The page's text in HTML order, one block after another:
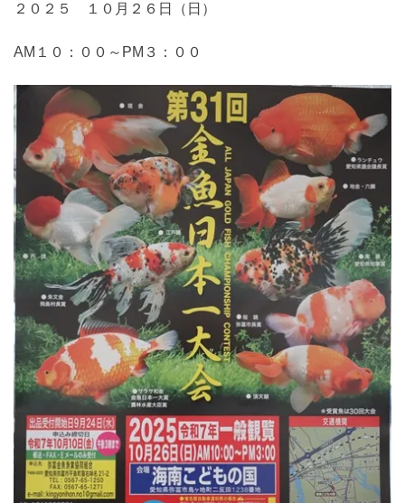
２０２５ １０月２６日（日）
AM１０：００～PM３：００